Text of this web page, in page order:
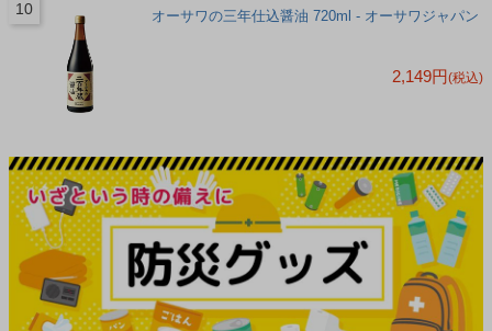
オーサワの三年仕込醤油 720ml - オーサワジャパン
2,149円(税込)